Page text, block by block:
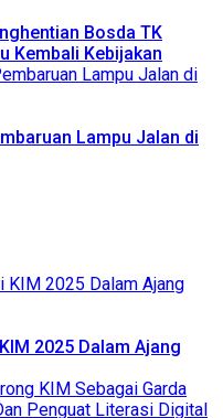
Bosda TK
Kembali Kebijakan
Lampu Jalan di
2025 Dalam Ajang